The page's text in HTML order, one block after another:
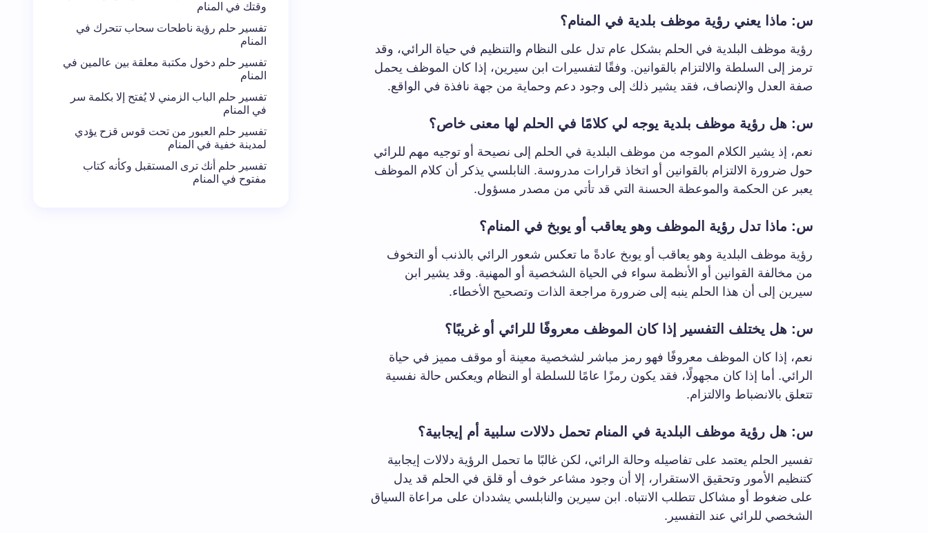
س: ماذا يعني رؤية موظف بلدية في المنام؟
رؤية موظف البلدية في الحلم بشكل عام تدل على النظام والتنظيم في حياة الرائي، وقد
ترمز إلى السلطة والالتزام بالقوانين. وفقًا لتفسيرات ابن سيرين، إذا كان الموظف يحمل
صفة العدل والإنصاف، فقد يشير ذلك إلى وجود دعم وحماية من جهة نافذة في الواقع.
س: هل رؤية موظف بلدية يوجه لي كلامًا في الحلم لها معنى خاص؟
نعم، إذ يشير الكلام الموجه من موظف البلدية في الحلم إلى نصيحة أو توجيه مهم للرائي
حول ضرورة الالتزام بالقوانين أو اتخاذ قرارات مدروسة. النابلسي يذكر أن كلام الموظف
يعبر عن الحكمة والموعظة الحسنة التي قد تأتي من مصدر مسؤول.
س: ماذا تدل رؤية الموظف وهو يعاقب أو يوبخ في المنام؟
رؤية موظف البلدية وهو يعاقب أو يوبخ عادةً ما تعكس شعور الرائي بالذنب أو التخوف
من مخالفة القوانين أو الأنظمة سواء في الحياة الشخصية أو المهنية. وقد يشير ابن
سيرين إلى أن هذا الحلم ينبه إلى ضرورة مراجعة الذات وتصحيح الأخطاء.
س: هل يختلف التفسير إذا كان الموظف معروفًا للرائي أو غريبًا؟
نعم، إذا كان الموظف معروفًا فهو رمز مباشر لشخصية معينة أو موقف مميز في حياة
الرائي. أما إذا كان مجهولًا، فقد يكون رمزًا عامًا للسلطة أو النظام ويعكس حالة نفسية
تتعلق بالانضباط والالتزام.
س: هل رؤية موظف البلدية في المنام تحمل دلالات سلبية أم إيجابية؟
تفسير الحلم يعتمد على تفاصيله وحالة الرائي، لكن غالبًا ما تحمل الرؤية دلالات إيجابية
كتنظيم الأمور وتحقيق الاستقرار، إلا أن وجود مشاعر خوف أو قلق في الحلم قد يدل
على ضغوط أو مشاكل تتطلب الانتباه. ابن سيرين والنابلسي يشددان على مراعاة السياق
الشخصي للرائي عند التفسير.
وقتك في المنام
تفسير حلم رؤية ناطحات سحاب تتحرك في
المنام
تفسير حلم دخول مكتبة معلقة بين عالمين في
المنام
تفسير حلم الباب الزمني لا يُفتح إلا بكلمة سر
في المنام
تفسير حلم العبور من تحت قوس قزح يؤدي
لمدينة خفية في المنام
تفسير حلم أنك ترى المستقبل وكأنه كتاب
مفتوح في المنام